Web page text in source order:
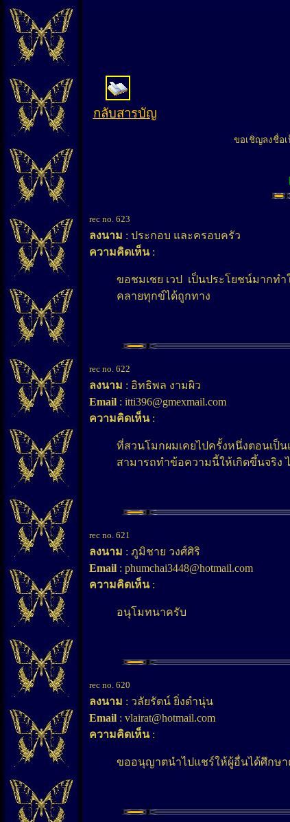
กลับสารบัญ
ขอเชิญลงชื่อ
rec no. 623
ลงนาม : ประกอบ และครอบครัว
ความคิดเห็น:
ขอชมเชย เวป เป็นประโยชน์มากท
คลายทุกข์ได้ถูกทาง
rec no. 622
ลงนาม : อิทธิพล งามผิว
Email: itti396@gmexmail.com
ความคิดเห็น:
ที่สวนโมกผมเคยไปครั้งหนึ่งตอนเป็
สามารถทำข้อความนี้ให้เกิดขึ้นจริง
rec no. 621
ลงนาม : ภูมิชาย วงศ์ศิริ
Email: phumchai3448@hotmail.com
ความคิดเห็น:
อนุโมทนาครับ
rec no. 620
ลงนาม : วลัยรัตน์ ยิ่งดำนุ่น
Email: vlairat@hotmail.com
ความคิดเห็น:
ขออนุญาตนำไปแชร์ให้ผู้อื่นได้ศึกษาค้น